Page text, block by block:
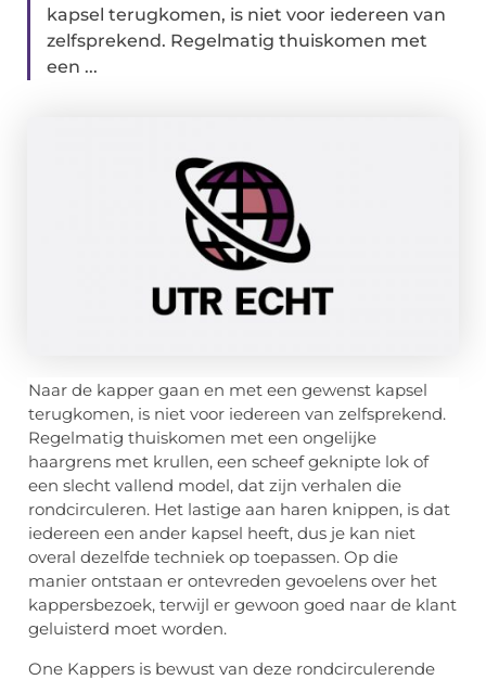
kapsel terugkomen, is niet voor iedereen van
zelfsprekend. Regelmatig thuiskomen met
een ...
Naar de kapper gaan en met een gewenst kapsel
terugkomen, is niet voor iedereen van zelfsprekend.
Regelmatig thuiskomen met een ongelijke
haargrens met krullen, een scheef geknipte lok of
een slecht vallend model, dat zijn verhalen die
rondcirculeren. Het lastige aan haren knippen, is dat
iedereen een ander kapsel heeft, dus je kan niet
overal dezelfde techniek op toepassen. Op die
manier ontstaan er ontevreden gevoelens over het
kappersbezoek, terwijl er gewoon goed naar de klant
geluisterd moet worden.
One Kappers is bewust van deze rondcirculerende